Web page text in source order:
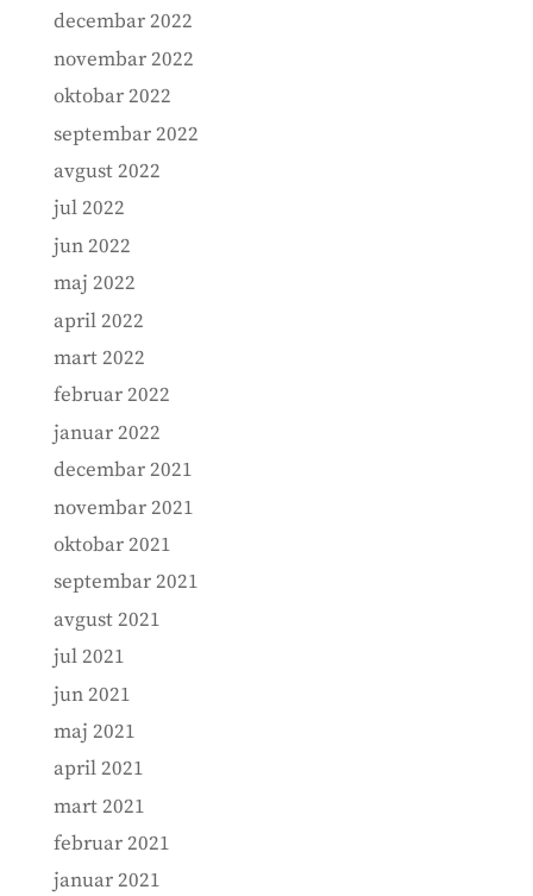
decembar 2022
novembar 2022
oktobar 2022
septembar 2022
avgust 2022
jul 2022
jun 2022
maj 2022
april 2022
mart 2022
februar 2022
januar 2022
decembar 2021
novembar 2021
oktobar 2021
septembar 2021
avgust 2021
jul 2021
jun 2021
maj 2021
april 2021
mart 2021
februar 2021
januar 2021